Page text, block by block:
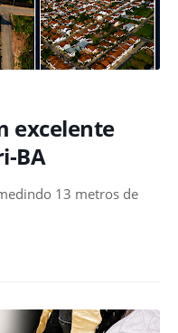
excelente
BA
13 metros de